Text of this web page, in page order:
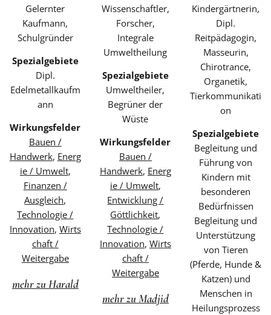
Gelernter
Kaufmann,
Schulgründer
Spezialgebiete
Dipl.
Edelmetallkaufm
ann
Wirkungsfelder
Bauen /
Handwerk, Energ
ie / Umwelt,
Finanzen /
Ausgleich,
Technologie /
Innovation, Wirts
chaft /
Weitergabe
mehr zu Harald
Wissenschaftler,
Forscher,
Integrale
Umweltheilung
Spezialgebiete
Umweltheiler,
Begrüner der
Wüste
Wirkungsfelder
Bauen /
Handwerk, Energ
ie / Umwelt,
Entwicklung /
Göttlichkeit,
Technologie /
Innovation, Wirts
chaft /
Weitergabe
mehr zu Madjid
Kindergärtnerin,
Dipl.
Reitpädagogin,
Masseurin,
Chirotrance,
Organetik,
Tierkommunikati
on
Spezialgebiete
Begleitung und
Führung von
Kindern mit
besonderen
Bedürfnissen
Begleitung und
Unterstützung
von Tieren
(Pferde, Hunde &
Katzen) und
Menschen in
Heilungsprozess